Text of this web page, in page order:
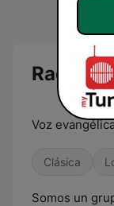
Radio
Voz
Clásica
Somos un